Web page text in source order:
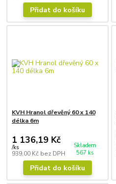
Přidat do košíku
KVH Hranol dřevěný 60 x 140
délka 6m
1 136,19 Kč
/ks
939,00 Kč bez DPH
Skladem
567 ks
Přidat do košíku